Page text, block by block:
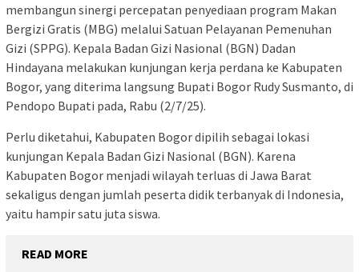
membangun sinergi percepatan penyediaan program Makan
Bergizi Gratis (MBG) melalui Satuan Pelayanan Pemenuhan
Gizi (SPPG). Kepala Badan Gizi Nasional (BGN) Dadan
Hindayana melakukan kunjungan kerja perdana ke Kabupaten
Bogor, yang diterima langsung Bupati Bogor Rudy Susmanto, di
Pendopo Bupati pada, Rabu (2/7/25).
Perlu diketahui, Kabupaten Bogor dipilih sebagai lokasi
kunjungan Kepala Badan Gizi Nasional (BGN). Karena
Kabupaten Bogor menjadi wilayah terluas di Jawa Barat
sekaligus dengan jumlah peserta didik terbanyak di Indonesia,
yaitu hampir satu juta siswa.
READ MORE